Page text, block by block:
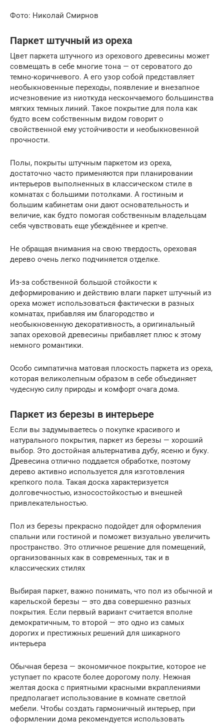
Фото: Николай Смирнов
Паркет штучный из ореха
Цвет паркета штучного из орехового древесины может
совмещать в себе многие тона — от сероватого до
темно-коричневого. А его узор собой представляет
необыкновенные переходы, появление и внезапное
исчезновение из ниоткуда нескончаемого большинства
мягких темных линий. Такое покрытие для пола как
будто всем собственным видом говорит о
свойственной ему устойчивости и необыкновенной
прочности.
Полы, покрыты штучным паркетом из ореха,
достаточно часто применяются при планировании
интерьеров выполненных в классическом стиле в
комнатах с большими потолками. А гостиным и
большим кабинетам они дают основательность и
величие, как будто помогая собственным владельцам
себя чувствовать еще убеждённее и крепче.
Не обращая внимания на свою твердость, ореховая
дерево очень легко подчиняется отделке.
Из-за собственной большой стойкости к
деформированию и действию влаги паркет штучный из
ореха может использоваться фактически в разных
комнатах, прибавляя им благородство и
необыкновенную декоративность, а оригинальный
запах ореховой древесины прибавляет плюс к этому
немного романтики.
Особо симпатична матовая плоскость паркета из ореха,
которая великолепным образом в себе объединяет
чудесную силу природы и комфорт очага дома.
Паркет из березы в интерьере
Если вы задумываетесь о покупке красивого и
натурального покрытия, паркет из березы — хороший
выбор. Это достойная альтернатива дубу, ясеню и буку.
Древесина отлично поддается обработке, поэтому
дерево активно используется для изготовления
крепкого пола. Такая доска характеризуется
долговечностью, износостойкостью и внешней
привлекательностью.
Пол из березы прекрасно подойдет для оформления
спальни или гостиной и поможет визуально увеличить
пространство. Это отличное решение для помещений,
организованных как в современных, так и в
классических стилях
Выбирая паркет, важно понимать, что пол из обычной и
карельской березы — это два совершенно разных
покрытия. Если первый вариант считается вполне
демократичным, то второй — это одно из самых
дорогих и престижных решений для шикарного
интерьера
Обычная береза — экономичное покрытие, которое не
уступает по красоте более дорогому полу. Нежная
желтая доска с приятными красными вкраплениями
предполагает использование в комнате светлой
мебели. Чтобы создать гармоничный интерьер, при
оформлении дома рекомендуется использовать